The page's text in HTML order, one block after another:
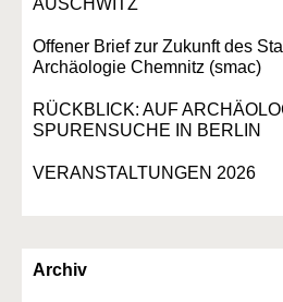
AUSCHWITZ
Offener Brief zur Zukunft des
Archäologie Chemnitz (smac)
RÜCKBLICK: AUF
SPURENSUCHE IN BERLIN
VERANSTALTUNGEN 2026
Archiv